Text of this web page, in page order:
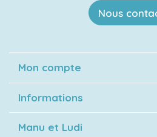
Nous
Mon compte
Informations
Manu et Ludi